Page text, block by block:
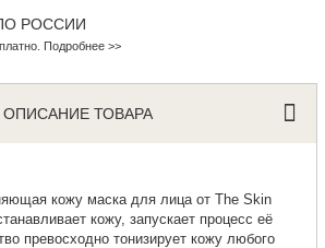
РОССИИ
Подробнее >>
ОПИСАНИЕ ТОВАРА
кожу маска для лица отThe Skin
кожу, запускает процесс её
превосходно тонизирует кожу любого